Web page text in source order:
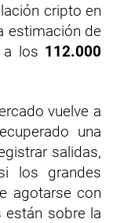
cripto en
estimación de
a los 112.000
vuelve a
una
salidas,
los grandes
agotarse con
están sobre la